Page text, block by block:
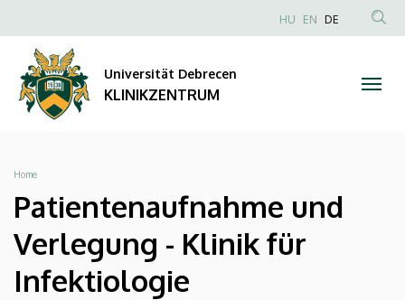
und
Verlegung
Klinik
für
Infektiologie
zum
Inhalt
Anonim
HU EN DE
Universität Debrecen
KLINIKZENTRUM
Breadcrumb
Home
Patientenaufnahme und
Verlegung - Klinik für
Infektiologie